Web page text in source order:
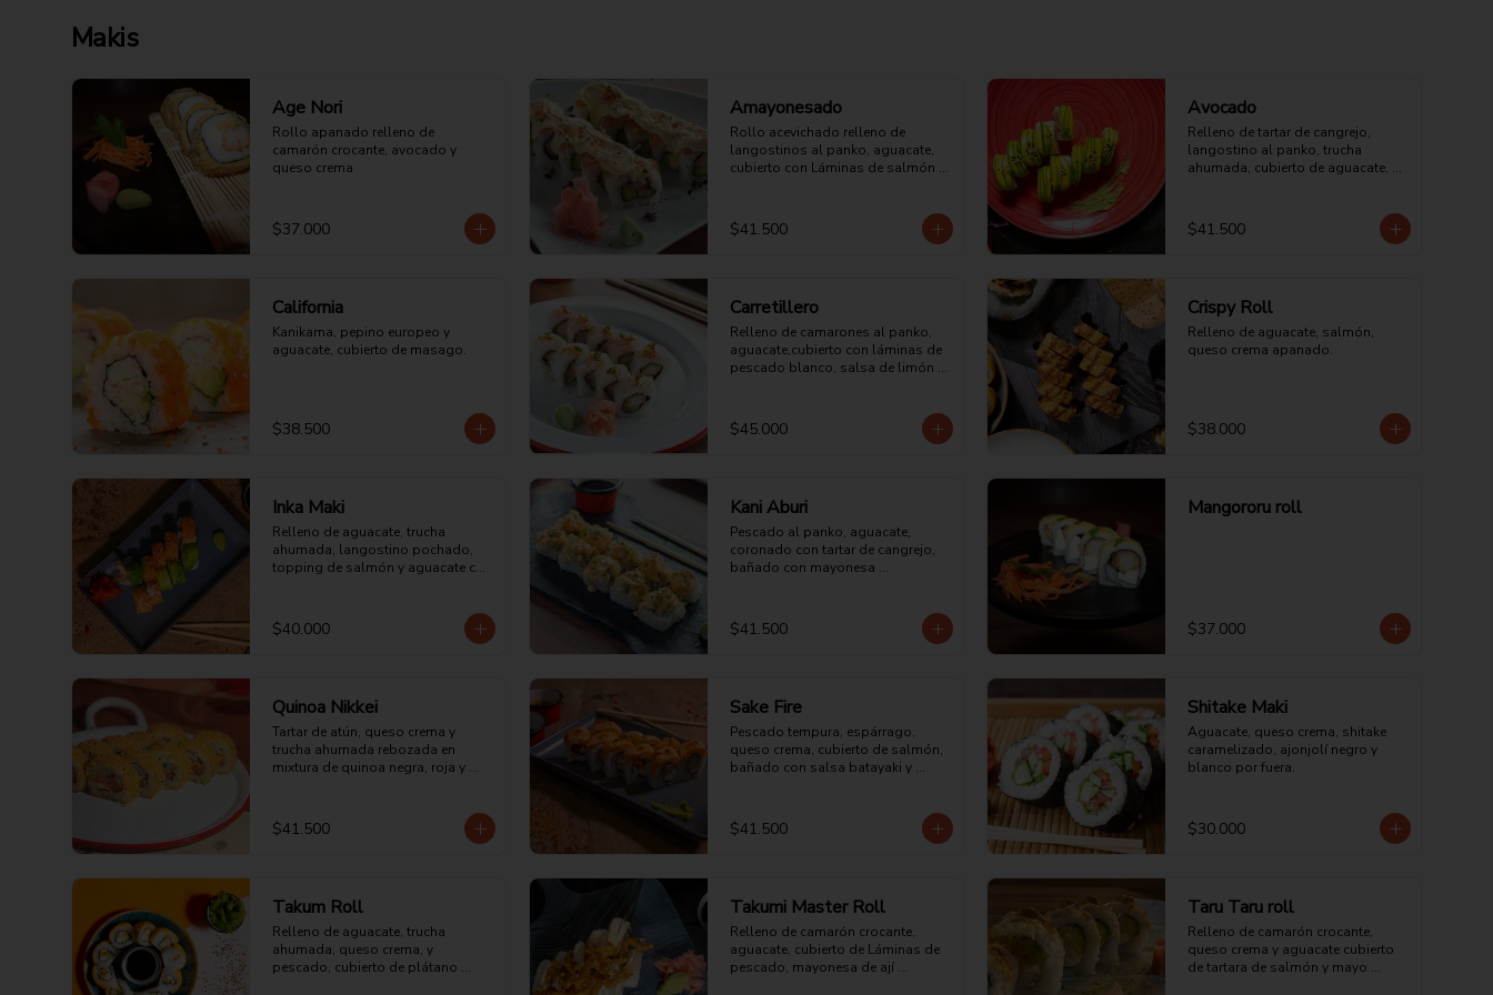
Makis
Age Nori
Rollo apanado relleno de
camarón crocante, avocado y
queso crema
$37.000
Amayonesado
Rollo acevichado relleno de
langostinos al panko, aguacate,
cubierto con Láminas de salmón y
$41.500
Avocado
Relleno de tartar de cangrejo,
langostino al panko, trucha
ahumada, cubierto de aguacate,
$41.500
California
Kanikama, pepino europeo y
aguacate, cubierto de masago.
$38.500
Carretillero
Relleno de camarones al panko,
aguacate,cubierto con láminas de
pescado blanco, salsa de limón
$45.000
Crispy Roll
Relleno de aguacate, salmón,
queso crema apanado.
$38.000
Inka Maki
Relleno de aguacate, trucha
ahumada, langostino pochado,
topping de salmón y aguacate con
$40.000
Kani Aburi
Pescado al panko, aguacate,
coronado con tartar de cangrejo,
bañado con mayonesa
de ajonjolí.
$41.500
Mangororu roll
$37.000
Quinoa Nikkei
Tartar de atún, queso crema y
trucha ahumada rebozada en
mixtura de quinoa negra, roja y
$41.500
Sake Fire
Pescado tempura, espárrago,
queso crema, cubierto de salmón,
bañado con salsa batayaki y
$41.500
Shitake Maki
Aguacate, queso crema, shitake
caramelizado, ajonjolí negro y
blanco por fuera.
$30.000
Takum Roll
Relleno de aguacate, trucha
ahumada, queso crema, y
pescado, cubierto de plátano
Takumi Master Roll
Relleno de camarón crocante,
aguacate, cubierto de Láminas de
pescado, mayonesa de ají
Taru Taru roll
Relleno de camarón crocante,
queso crema y aguacate cubierto
de tartara de salmón y mayo